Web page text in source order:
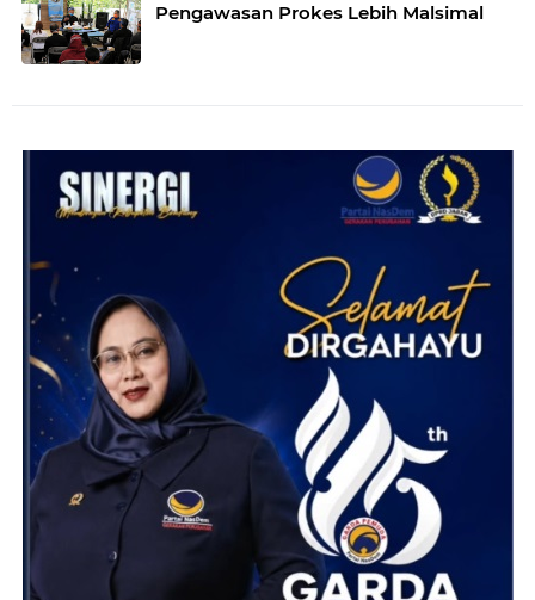
Pengawasan Prokes Lebih Malsimal